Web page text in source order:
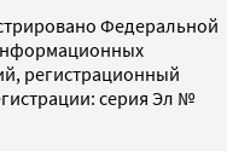
Федеральной
регистрационный
серия Эл №